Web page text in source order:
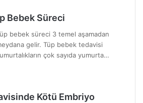
Bebek Süreci
bebek süreci 3 temel aşamadan
gelir. Tüp bebek tedavisi
çok sayıda yumurta…
Kötü Embriyo